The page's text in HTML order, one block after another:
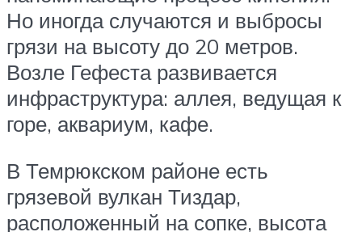
Но иногда случаются и выбросы
грязи на высоту до 20 метров.
Возле Гефеста развивается
инфраструктура: аллея, ведущая к
горе, аквариум, кафе.
В Темрюкском районе есть
грязевой вулкан Тиздар,
расположенный на сопке, высота